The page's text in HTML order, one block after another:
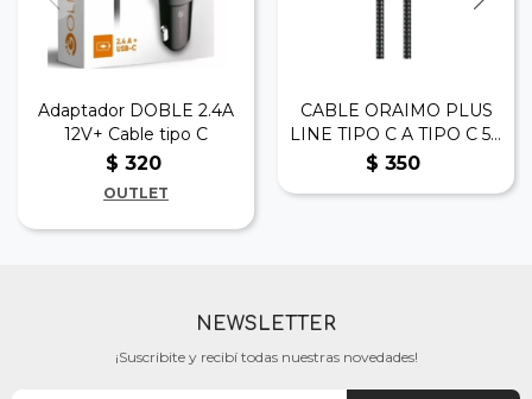
Adaptador DOBLE 2.4A
12V+ Cable tipo C
$ 320
OUTLET
CABLE ORAIMO PLUS
LINE TIPO C A TIPO C 5A
3 MTS
$ 350
NEWSLETTER
¡Suscribite y recibí todas nuestras novedades!